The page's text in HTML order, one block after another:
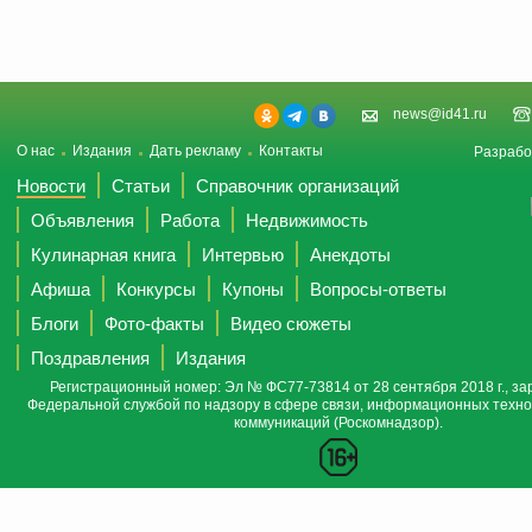
news@id41.ru
О нас Издания Дать рекламу Контакты
Новости Статьи
Справочник организаций
Объявления
Работа
Недвижимость
Кулинарная книга
Интервью
Анекдоты
Афиша
Конкурсы Купоны
Вопросы-ответы
Блоги
Фото-факты
Видео сюжеты
Поздравления
Издания
Регистрационный номер: Эл № ФС77-73814 от 28 сентября 2018 г.,
Федеральной службой по надзору в сфере связи, информационных
коммуникаций (Роскомнадзор).